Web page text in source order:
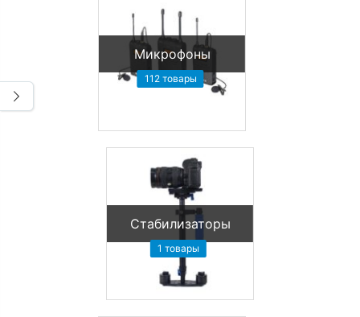
Микрофоны
112 товары
Стабилизаторы
1 товары